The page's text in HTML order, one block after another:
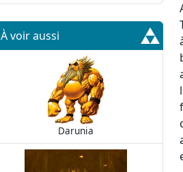
À voir aussi
Darunia